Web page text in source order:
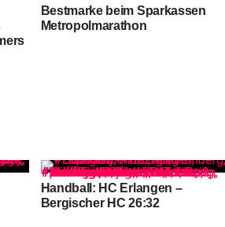
Bestmarke beim Sparkassen
Metropolmarathon
Handball: HC Erlangen –
Bergischer HC 26:32